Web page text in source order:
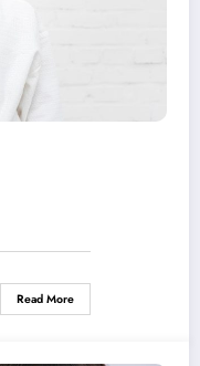
Read More